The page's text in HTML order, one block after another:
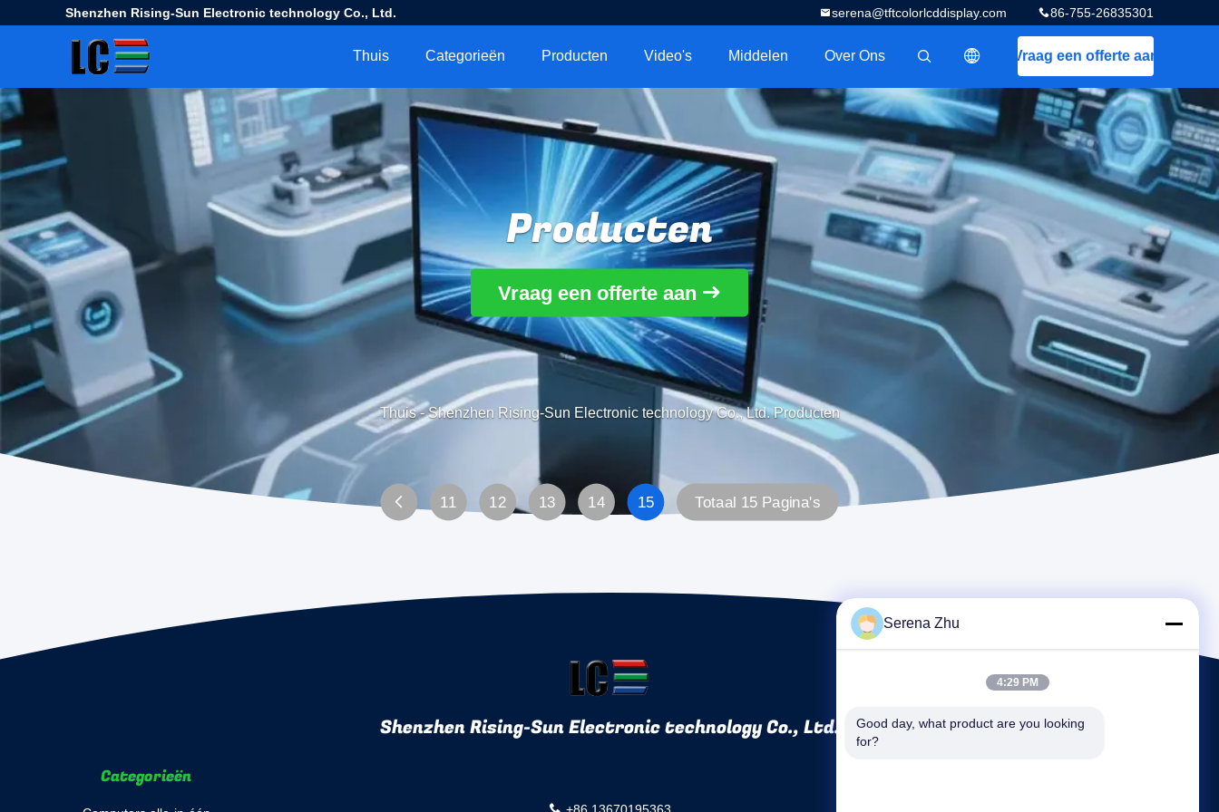
Shenzhen Rising-Sun Electronic technology Co., Ltd. 86-755-26835301
serena@tftcolorlcddisplay.com
Vraag een offerte aan
描述
Thuis Categorieën Producten Video's Middelen Over Ons
Producten
Vraag een offerte aan
Thuis-Shenzhen Rising-Sun Electronic technology Co., Ltd. Producten
11 12 13 14 15 Totaal 15 Pagina's
Shenzhen Rising-Sun Electronic technology Co., Ltd.
Categorieën
+86 13670195363
Serena Zhu
4:29 PM
Good day, what product are you looking
for?